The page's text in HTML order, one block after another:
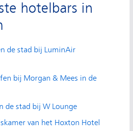
hotelbars in
de stad bij LuminAir
bij Morgan & Mees in de
de stad bij W Lounge
van het Hoxton Hotel